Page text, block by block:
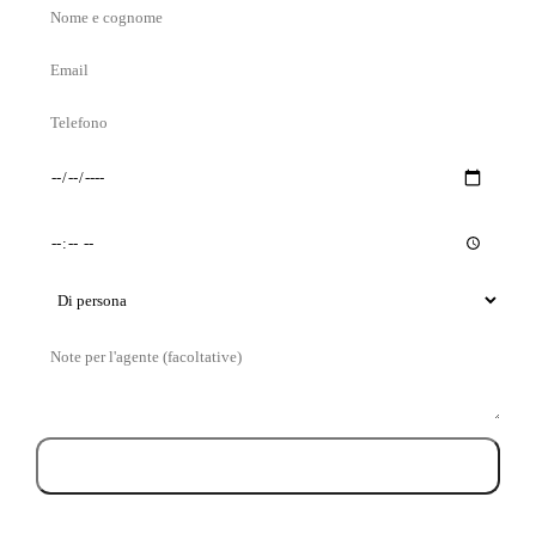
Nome
cognome
Email
Telefono
Giorno
Orario
Tipo
visita
Messaggio